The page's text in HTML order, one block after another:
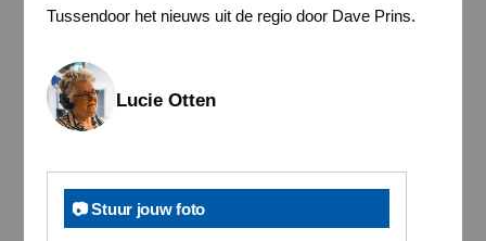
Tussendoor het nieuws uit de regio door Dave Prins.
Lucie Otten
📷 Stuur jouw foto